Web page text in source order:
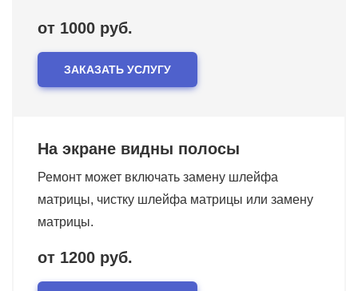
от 1000 руб.
ЗАКАЗАТЬ УСЛУГУ
На экране видны полосы
Ремонт может включать замену шлейфа
матрицы, чистку шлейфа матрицы или замену
матрицы.
от 1200 руб.